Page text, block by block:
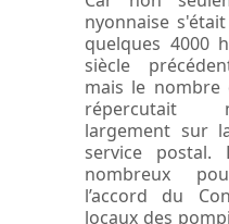
nyonnaise
quelques 4000
siècle
mais le nombre
répercutait
largement sur
service postal.
nombreux
l’accord du
locaux des